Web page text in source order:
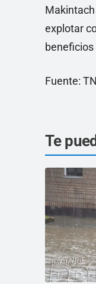
explotar
Fuente: TN
Te